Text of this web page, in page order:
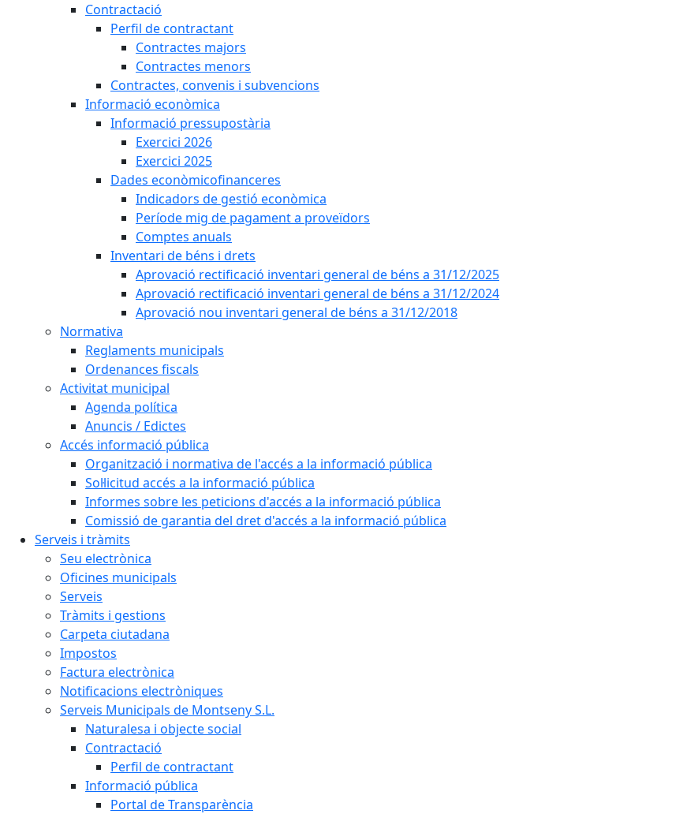
Contractació
Perfil de contractant
Contractes majors
Contractes menors
Contractes, convenis i subvencions
Informació econòmica
Informació pressupostària
Exercici 2026
Exercici 2025
Dades econòmicofinanceres
Indicadors de gestió econòmica
Període mig de pagament a proveïdors
Comptes anuals
Inventari de béns i drets
Aprovació rectificació inventari general de béns a 31/12/2025
Aprovació rectificació inventari general de béns a 31/12/2024
Aprovació nou inventari general de béns a 31/12/2018
Normativa
Reglaments municipals
Ordenances fiscals
Activitat municipal
Agenda política
Anuncis / Edictes
Accés informació pública
Organització i normativa de l'accés a la informació pública
Sol·licitud accés a la informació pública
Informes sobre les peticions d'accés a la informació pública
Comissió de garantia del dret d'accés a la informació pública
Serveis i tràmits
Seu electrònica
Oficines municipals
Serveis
Tràmits i gestions
Carpeta ciutadana
Impostos
Factura electrònica
Notificacions electròniques
Serveis Municipals de Montseny S.L.
Naturalesa i objecte social
Contractació
Perfil de contractant
Informació pública
Portal de Transparència